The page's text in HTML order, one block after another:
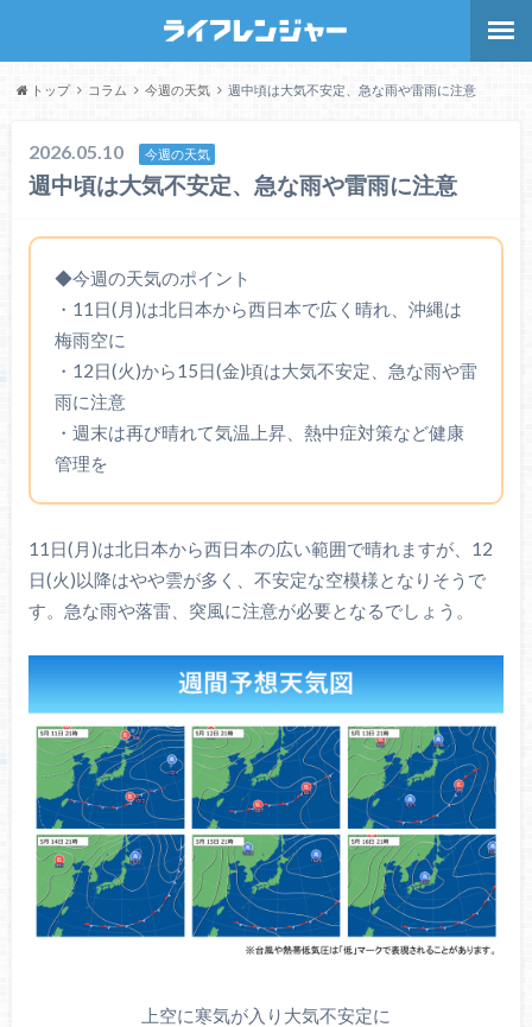
トップ コラム 今週の天気 週中頃は大気不安定、急な雨や雷雨に注意
2026.05.10 今週の天気
週中頃は大気不安定、急な雨や雷雨に注意
◆今週の天気のポイント
・11日(月)は北日本から西日本で広く晴れ、沖縄は
梅雨空に
・12日(火)から15日(金)頃は大気不安定、急な雨や雷
雨に注意
・週末は再び晴れて気温上昇、熱中症対策など健康
管理を
11日(月)は北日本から西日本の広い範囲で晴れますが、12
日(火)以降はやや雲が多く、不安定な空模様となりそうで
す。急な雨や落雷、突風に注意が必要となるでしょう。
上空に寒気が入り大気不安定に